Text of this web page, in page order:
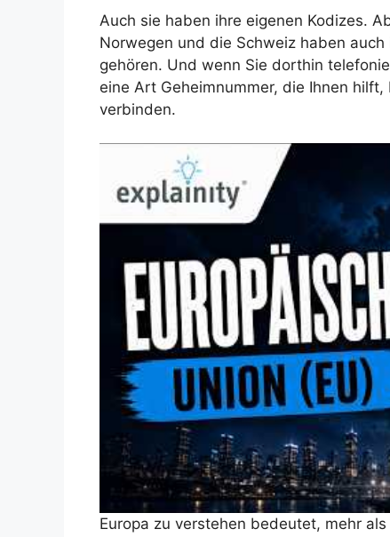
Auch sie haben ihre eigenen Kodizes.
Norwegen und die Schweiz haben
gehören. Und wenn Sie dorthin
eine Art Geheimnummer, die Ihnen
verbinden.
Europa zu verstehen bedeutet, mehr